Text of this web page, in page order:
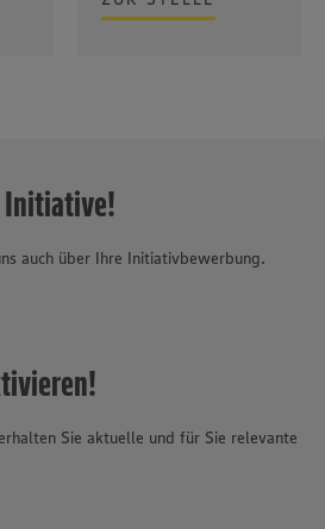
Initiative!
auch über Ihre Initiativbewerbung.
Sie aktuelle und für Sie relevante